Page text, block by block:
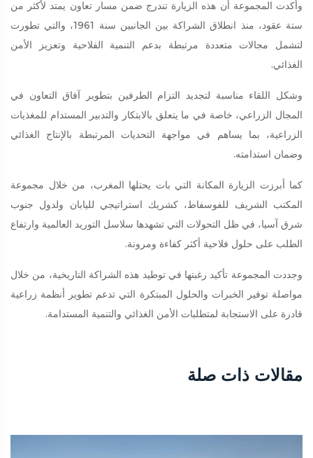
وأكدت المجموعة أن هذه الزيارة تندرج ضمن مسار تعاون يمتد لأكثر من
ستة عقود، منذ انطلاق الشراكة بين الجانبين سنة 1961، والتي تطورت
لتشمل مجالات متعددة مرتبطة بدعم التنمية الفلاحية وتعزيز الأمن
الغذائي.
وشكل اللقاء مناسبة لتجديد التزام الطرفين بتطوير آفاق التعاون في
المجال الزراعي، خاصة في ما يتعلق بالابتكار والتدبير المستدام للمغذيات
الزراعية، بما يساهم في مواجهة التحديات المرتبطة بالإنتاج الغذائي
وضمان استدامته.
كما أبرزت الزيارة المكانة التي بات يحتلها المغرب، من خلال مجموعة
المكتب الشريف للفوسفاط، كشريك استراتيجي لليابان ولدول جنوب
شرق آسيا، في ظل التحولات التي تشهدها سلاسل التوريد العالمية وارتفاع
الطلب على حلول فلاحية أكثر كفاءة ومرونة.
وجددت المجموعة تأكيد رغبتها في توطيد هذه الشراكة التاريخية، من خلال
مواصلة توفير الخبرات والحلول المبتكرة التي تدعم تطوير أنظمة زراعية
قادرة على الاستجابة لمتطلبات الأمن الغذائي والتنمية المستدامة.
مقالات ذات صلة